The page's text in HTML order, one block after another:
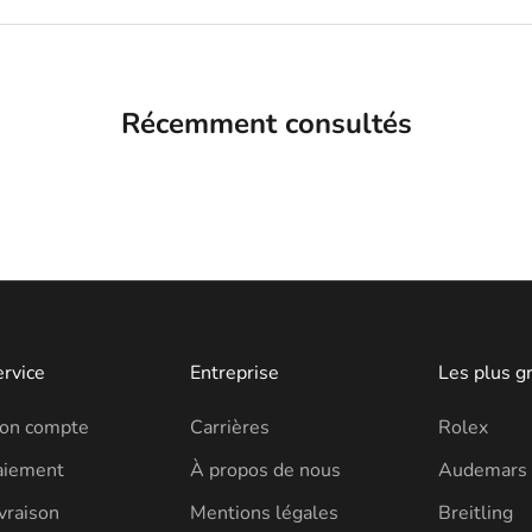
Récemment consultés
compte
Entreprise
Carrières
À propos de nous
Mentions légales
Les plus
Rolex
Breitling